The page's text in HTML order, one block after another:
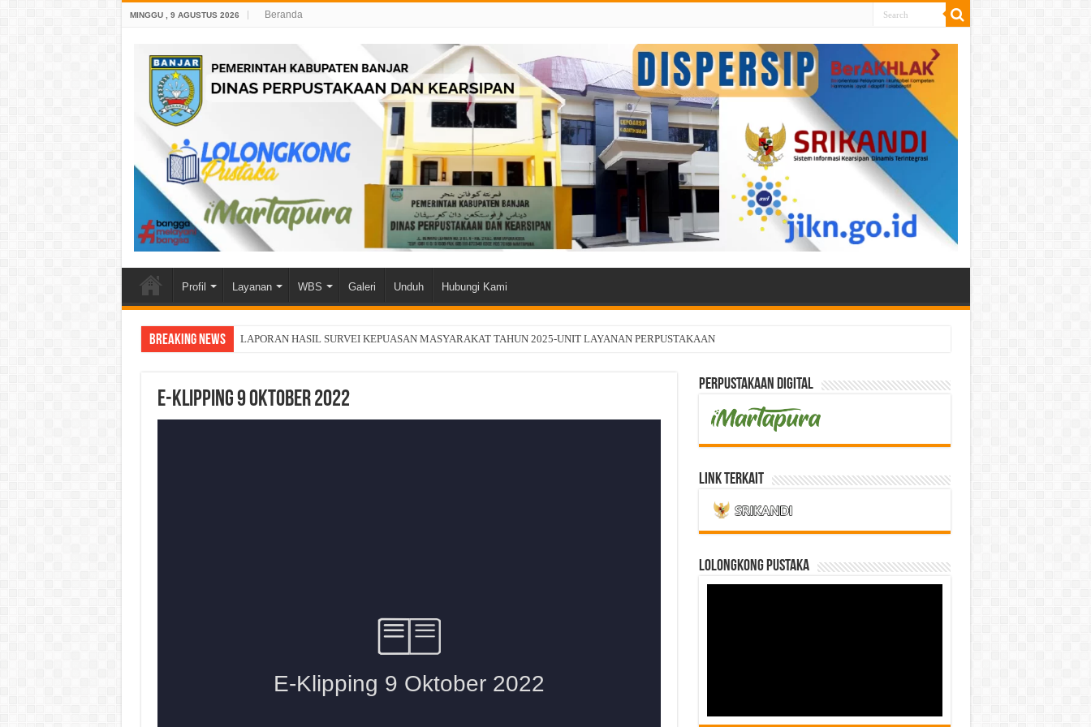
MINGGU , 9 AGUSTUS 2026 Beranda
Profil Layanan WBS Galeri Unduh Hubungi Kami
Breaking News LAPORAN HASIL SURVEI KEPUASAN MASYARAKAT TAHUN 2025-UNIT LAYANAN PERPUSTAKAAN
E-Klipping 9 Oktober 2022
Perpustakaan Digital
Link Terkait
LOLONGKONG PUSTAKA